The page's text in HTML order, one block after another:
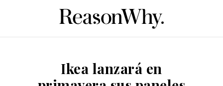
Ikea lanzará en